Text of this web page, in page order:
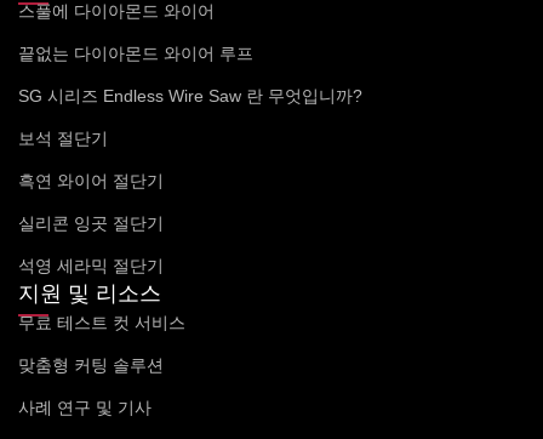
스풀에 다이아몬드 와이어
끝없는 다이아몬드 와이어 루프
SG 시리즈 Endless Wire Saw 란 무엇입니까?
보석 절단기
흑연 와이어 절단기
실리콘 잉곳 절단기
석영 세라믹 절단기
지원 및 리소스
무료 테스트 컷 서비스
맞춤형 커팅 솔루션
사례 연구 및 기사